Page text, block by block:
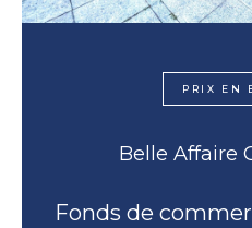
PRIX EN
Belle Affaire
Fonds de